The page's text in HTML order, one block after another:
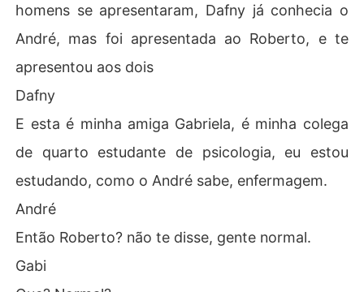
homens se apresentaram, Dafny já conhecia o
André, mas foi apresentada ao Roberto, e te
apresentou aos dois
Dafny
E esta é minha amiga Gabriela, é minha colega
de quarto estudante de psicologia, eu estou
estudando, como o André sabe, enfermagem.
André
Então Roberto? não te disse, gente normal.
Gabi